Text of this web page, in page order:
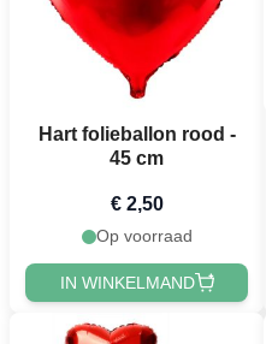
Hart folieballon rood -
45 cm
€ 2,50
Op voorraad
IN WINKELMAND